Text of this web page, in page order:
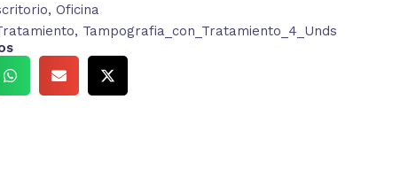
, Oficina
, Tampografia_con_Tratamiento_4_Unds